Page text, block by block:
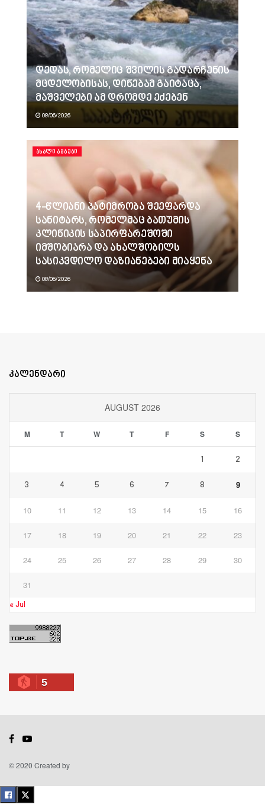
დედას, რომელიც შვილის გადარჩენის
მცდელობისას, დინებამ გაიტაცა,
მაშველები ამ დრომდე ეძებენ
08/06/2026
ᲐᲮᲐᲚᲘ ᲐᲛᲑᲔᲑᲘ
4-წლიანი პატიმრობა შეეფარდა
სანიტარს, რომელმაც ბათუმის
კლინიკის საპირფარეშოში
იმშობიარა და ახალშობილს
სასიკვდილო დაზიანებები მიაყენა
08/06/2026
კალენდარი
AUGUST 2026
M T W T F S S
1 2
3 4 5 6 7 8 9
10 11 12 13 14 15 16
17 18 19 20 21 22 23
24 25 26 27 28 29 30
31
« Jul
5
© 2020 Created by